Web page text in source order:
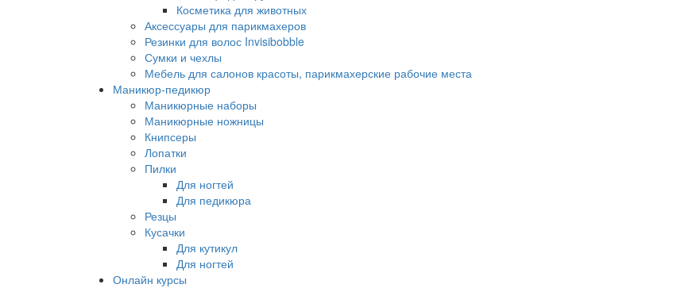
Косметика для животных
Аксессуары для парикмахеров
Резинки для волос Invisibobble
Сумки и чехлы
Мебель для салонов красоты, парикмахерские рабочие места
Маникюр-педикюр
Маникюрные наборы
Маникюрные ножницы
Книпсеры
Лопатки
Пилки
Для ногтей
Для педикюра
Резцы
Кусачки
Для кутикул
Для ногтей
Онлайн курсы